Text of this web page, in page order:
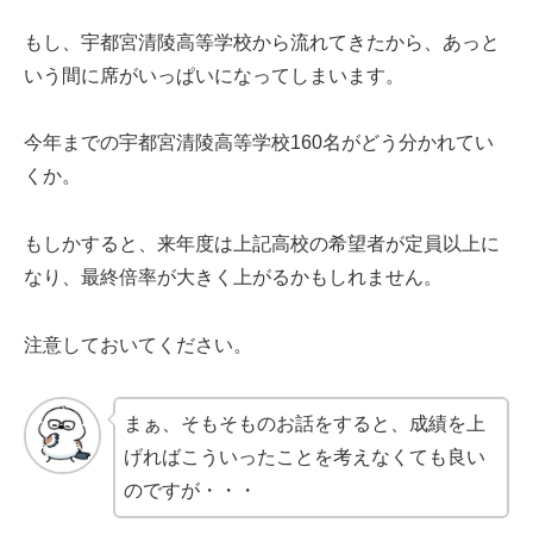
もし、宇都宮清陵高等学校から流れてきたから、あっと
いう間に席がいっぱいになってしまいます。
今年までの宇都宮清陵高等学校160名がどう分かれてい
くか。
もしかすると、来年度は上記高校の希望者が定員以上に
なり、最終倍率が大きく上がるかもしれません。
注意しておいてください。
まぁ、そもそものお話をすると、成績を上
げればこういったことを考えなくても良い
のですが・・・